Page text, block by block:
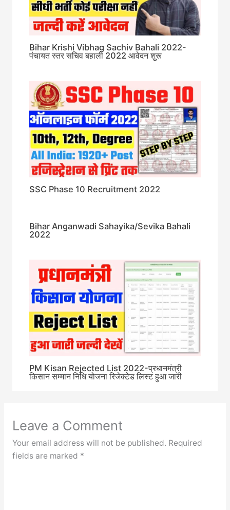
Bihar Krishi Vibhag Sachiv Bahali 2022-
पंचायत स्तर सचिव बहाली 2022 आवेदन शुरू
SSC Phase 10 Recruitment 2022
Bihar Anganwadi Sahayika/Sevika Bahali
2022
PM Kisan Rejected List 2022-प्रधानमंत्री
किसान सम्मान निधि योजना रिजेक्टेड लिस्ट हुआ जारी
Leave a Comment
Your email address will not be published. Required
fields are marked *